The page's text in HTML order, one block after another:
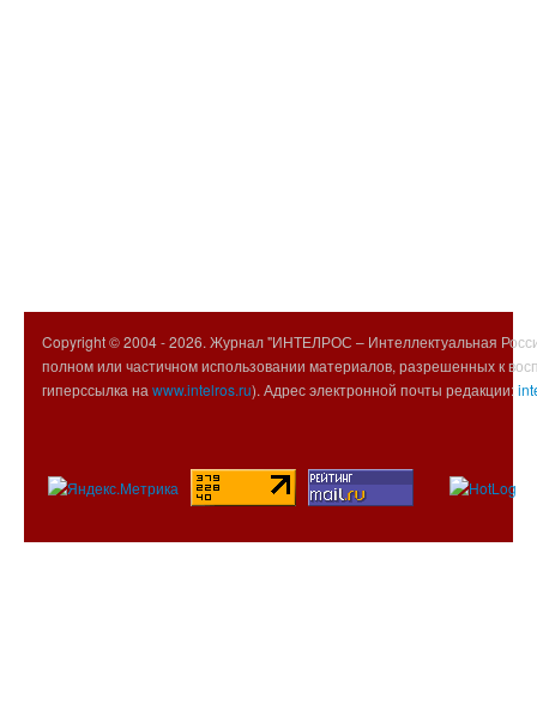
Copyright © 2004 -2026. Журнал "ИНТЕЛРОС – Интеллектуальная
полном или частичном использовании материалов, разрешенных к
гиперссылка на www.intelros.ru). Адрес электронной почты редакции: